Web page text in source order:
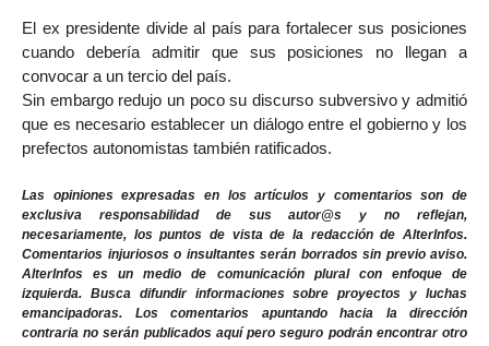
El ex presidente divide al país para fortalecer sus posiciones
cuando debería admitir que sus posiciones no llegan a
convocar a un tercio del país.
Sin embargo redujo un poco su discurso subversivo y admitió
que es necesario establecer un diálogo entre el gobierno y los
prefectos autonomistas también ratificados.
Las opiniones expresadas en los artículos y comentarios son de
exclusiva responsabilidad de sus autor@s y no reflejan,
necesariamente, los puntos de vista de la redacción de AlterInfos.
Comentarios injuriosos o insultantes serán borrados sin previo aviso.
AlterInfos es un medio de comunicación plural con enfoque de
izquierda. Busca difundir informaciones sobre proyectos y luchas
emancipadoras. Los comentarios apuntando hacia la dirección
contraria no serán publicados aquí pero seguro podrán encontrar otro